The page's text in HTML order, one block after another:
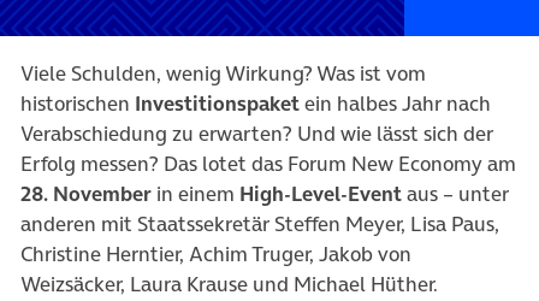
Viele Schulden, wenig Wirkung? Was ist vom
historischen Investitionspaketein halbes Jahr nach
Verabschiedung zu erwarten? Und wie lässt sich der
Erfolg messen? Das lotet das Forum New Economy am
28. November in einem High-Level-Eventaus – unter
anderen mit Staatssekretär Steffen Meyer, Lisa Paus,
Christine Herntier, Achim Truger, Jakob von
Weizsäcker, Laura Krause und Michael Hüther.